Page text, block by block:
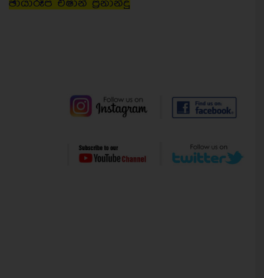
ඡායාරූප ඒෂාන් ප්‍රනාන්දු